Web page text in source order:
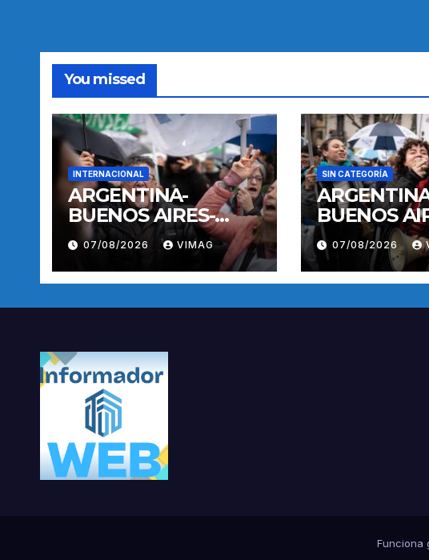
You missed
INTERNACIONAL
ARGENTINA-
BUENOS AIRES-
MANIFESTACION
07/08/2026 VIMAG
SIN CATEGORÍA
BUENOS
07/08/2026
Funciona